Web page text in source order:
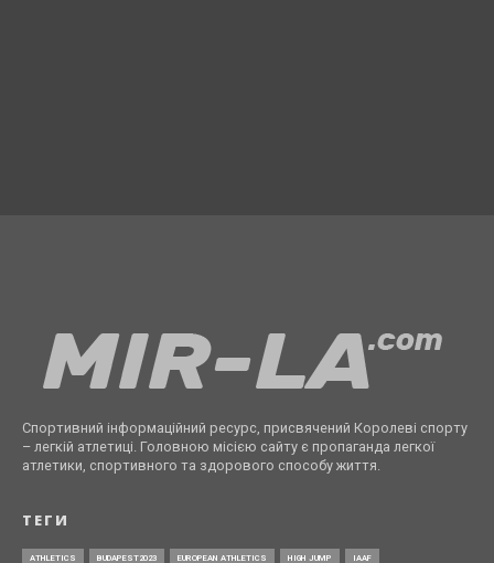
Спортивний інформаційний ресурс, присвячений Королеві спорту
– легкій атлетиці. Головною місією сайту є пропаганда легкої
атлетики, спортивного та здорового способу життя.
ТЕГИ
ATHLETICS BUDAPEST2023 EUROPEAN ATHLETICS HIGH JUMP IAAF